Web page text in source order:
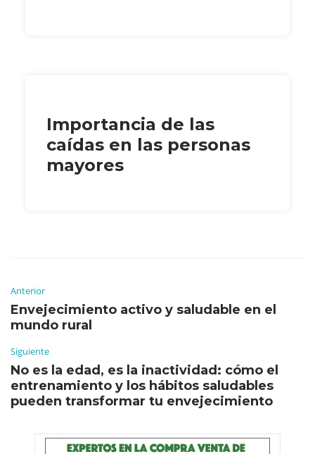
Importancia de las
caídas en las personas
mayores
Anterior
Envejecimiento activo y saludable en el
mundo rural
Siguiente
No es la edad, es la inactividad: cómo el
entrenamiento y los hábitos saludables
pueden transformar tu envejecimiento